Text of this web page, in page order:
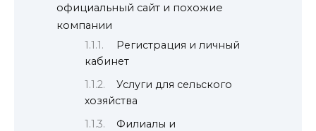
официальный сайт и похожие
компании
Регистрация и личный
кабинет
Услуги для сельского
хозяйства
Филиалы и